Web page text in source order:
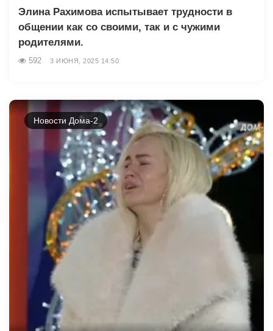
Элина Рахимова испытывает трудности в
общении как со своими, так и с чужими
родителями.
592 3 ИЮНЯ, 2025 14:50
Новости Дома-2